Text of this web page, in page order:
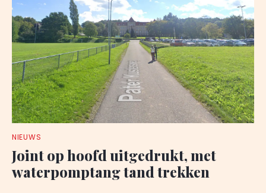
NIEUWS
Joint op hoofd uitgedrukt, met
waterpomptang tand trekken